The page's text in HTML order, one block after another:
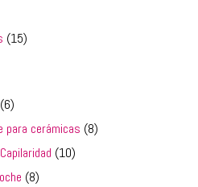
1515
66
productos
para cerámicas 88
1010
88